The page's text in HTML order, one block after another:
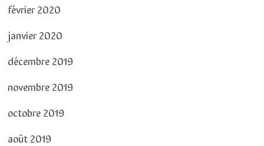
février 2020
janvier 2020
décembre 2019
novembre 2019
octobre 2019
août 2019